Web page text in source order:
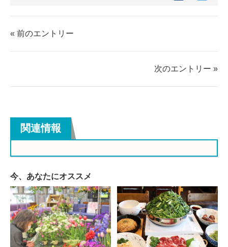
シ
す
シ
す
« 前のエントリー
次のエントリー »
関連情報
今、あなたにオススメ